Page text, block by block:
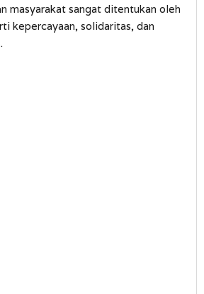
masyarakat sangat ditentukan oleh
kepercayaan, solidaritas, dan